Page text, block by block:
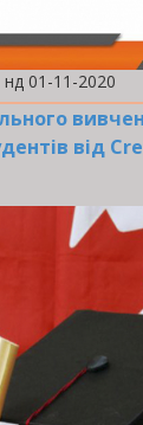
нд 01-11-2020
від